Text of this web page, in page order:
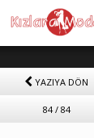
YAZIYA DÖN
84 / 84